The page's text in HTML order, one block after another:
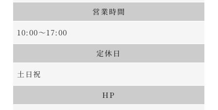
営業時間
10:00～17:00
定休日
土日祝
HP